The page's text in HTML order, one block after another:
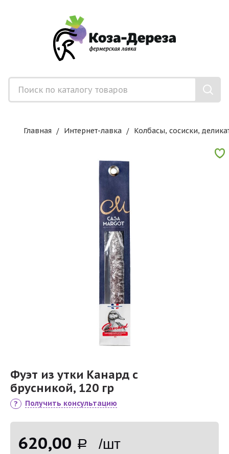
Главная Интернет-лавка Колбасы, сосиски,
Фуэт из утки Канард с
брусникой, 120 гр
Получить консультацию
620,00 Р /шт